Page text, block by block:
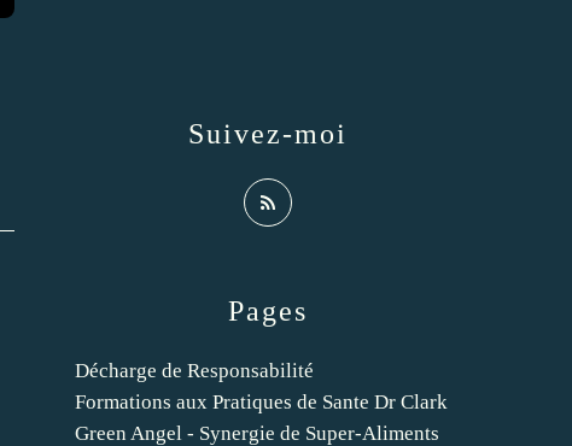
Pages
Décharge de Responsabilité
Formations aux Pratiques de Sante Dr Clark
Green Angel - Synergie de Super-Aliments
Suivez-moi